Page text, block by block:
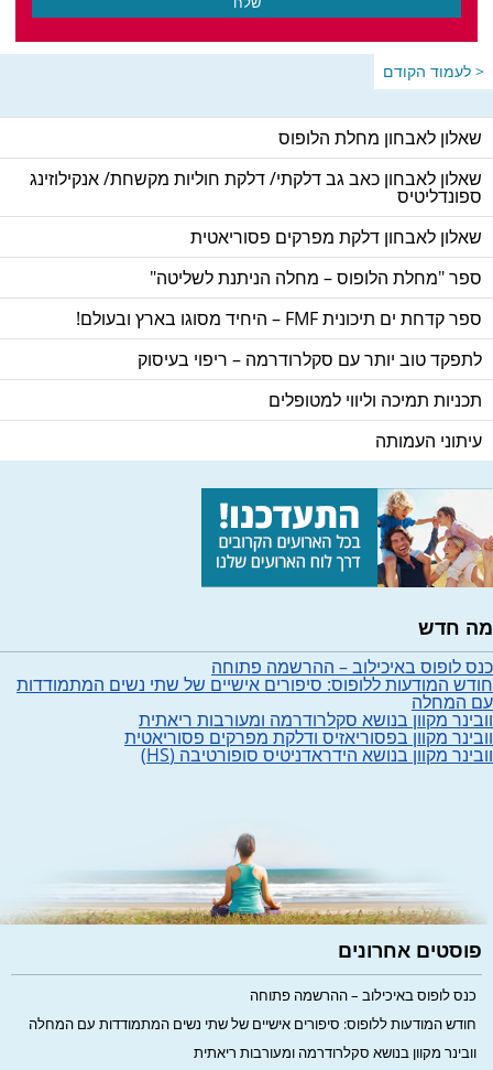
< לעמוד הקודם
שאלון לאבחון מחלת הלופוס
שאלון לאבחון כאב גב דלקתי/ דלקת חוליות מקשחת/ אנקילוזינג
ספונדליטיס
שאלון לאבחון דלקת מפרקים פסוריאטית
ספר "מחלת הלופוס – מחלה הניתנת לשליטה"
ספר קדחת ים תיכונית FMF – היחיד מסוגו בארץ ובעולם!
לתפקד טוב יותר עם סקלרודרמה – ריפוי בעיסוק
תכניות תמיכה וליווי למטופלים
עיתוני העמותה
מה חדש
כנס לופוס באיכילוב – ההרשמה פתוחה
חודש המודעות ללופוס: סיפורים אישיים של שתי נשים המתמודדות
עם המחלה
וובינר מקוון בנושא סקלרודרמה ומעורבות ריאתית
וובינר מקוון בפסוריאזיס ודלקת מפרקים פסוריאטית
וובינר מקוון בנושא הידראדניטיס סופורטיבה (HS)
פוסטים אחרונים
כנס לופוס באיכילוב – ההרשמה פתוחה
חודש המודעות ללופוס: סיפורים אישיים של שתי נשים המתמודדות עם המחלה
וובינר מקוון בנושא סקלרודרמה ומעורבות ריאתית